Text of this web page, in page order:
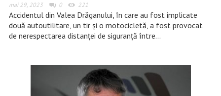
mai 29, 2023 0 221
Accidentul din Valea Drăganului, în care au fost implicate
două autoutilitare, un tir și o motocicletă, a fost provocat
de nerespectarea distanței de siguranță între…